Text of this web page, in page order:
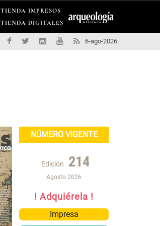
TIENDA IMPRESOS
TIENDA DIGITALES
6-ago-2026.
NÚMERO VIGENTE
Edición 214
Agosto 2026
! Adquiérela !
Impresa